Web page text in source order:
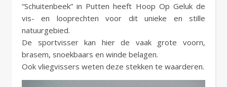
“Schuitenbeek” in Putten heeft Hoop Op Geluk de
vis- en looprechten voor dit unieke en stille
natuurgebied.
De sportvisser kan hier de vaak grote voorn,
brasem, snoekbaars en winde belagen.
Ook vliegvissers weten deze stekken te waarderen.